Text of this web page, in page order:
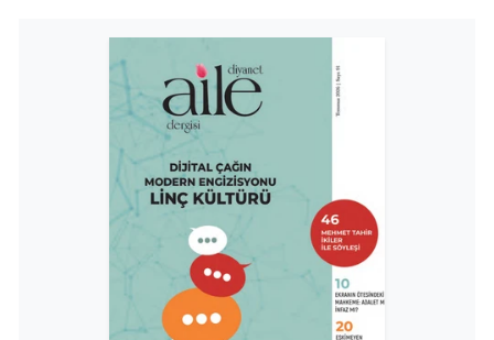
Niğde Müftülüğü
Ordu Müftülüğü
Osmaniye Müftülüğü
Rize Müftülüğü
Sakarya Müftülüğü